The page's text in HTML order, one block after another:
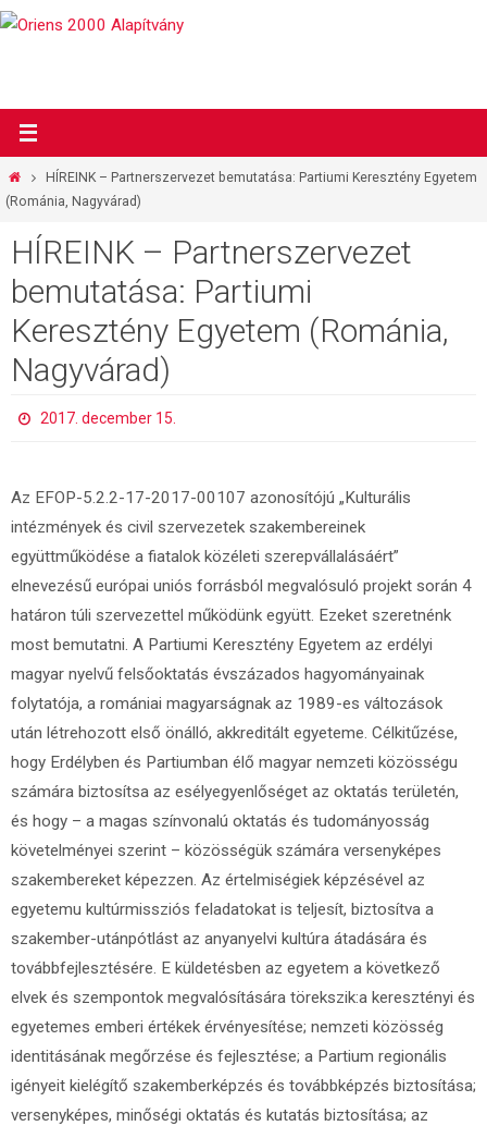
Megszakítás
OtthonHÍREINK – Partnerszervezet bemutatása: Partiumi Keresztény Egyetem
(Románia, Nagyvárad)
HÍREINK – Partnerszervezet
bemutatása: Partiumi
Keresztény Egyetem (Románia,
Nagyvárad)
2017. december 15.
Az EFOP-5.2.2-17-2017-00107 azonosítójú „Kulturális
intézmények és civil szervezetek szakembereinek
együttműködése a fiatalok közéleti szerepvállalásáért”
elnevezésű európai uniós forrásból megvalósuló projekt során 4
határon túli szervezettel működünk együtt. Ezeket szeretnénk
most bemutatni. A Partiumi Keresztény Egyetem az erdélyi
magyar nyelvű felsőoktatás évszázados hagyományainak
folytatója, a romániai magyarságnak az 1989-es változások
után létrehozott első önálló, akkreditált egyeteme. Célkitűzése,
hogy Erdélyben és Partiumban élő magyar nemzeti közösségu
számára biztosítsa az esélyegyenlőséget az oktatás területén,
és hogy – a magas színvonalú oktatás és tudományosság
követelményei szerint – közösségük számára versenyképes
szakembereket képezzen. Az értelmiségiek képzésével az
egyetemu kultúrmissziós feladatokat is teljesít, biztosítva a
szakember-utánpótlást az anyanyelvi kultúra átadására és
továbbfejlesztésére. E küldetésben az egyetem a következő
elvek és szempontok megvalósítására törekszik:a keresztényi és
egyetemes emberi értékek érvényesítése; nemzeti közösség
identitásának megőrzése és fejlesztése; a Partium regionális
igényeit kielégítő szakemberképzés és továbbképzés biztosítása;
versenyképes, minőségi oktatás és kutatás biztosítása; az